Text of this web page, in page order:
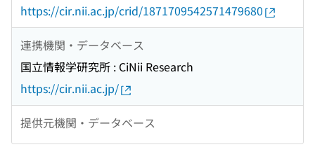
https://cir.nii.ac.jp/crid/1871709542571479680
連携機関・データベース
国立情報学研究所 : CiNii Research
https://cir.nii.ac.jp/
提供元機関・データベース